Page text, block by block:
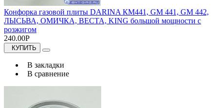
Конфорка газовой плиты DARINA КМ441, GM 441, GM 442,
ЛЫСЬВА, ОМИЧКА, ВЕСТА, KING большой мощности с
розжигом
240.00Р
КУПИТЬ
В закладки
В сравнение